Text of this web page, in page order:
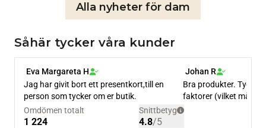
Alla nyheter för dam
Såhär tycker våra kunder